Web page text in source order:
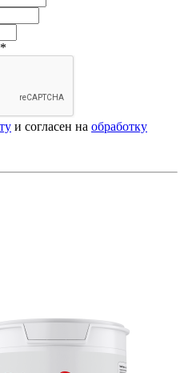
*
и согласен на обработку